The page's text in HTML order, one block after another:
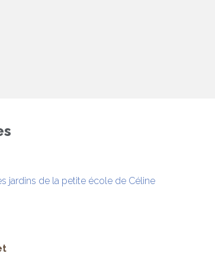
jardins de la petite école de Céline